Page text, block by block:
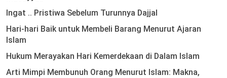
Ingat .. Pristiwa Sebelum Turunnya Dajjal
Hari-hari Baik untuk Membeli Barang Menurut Ajaran
Islam
Hukum Merayakan Hari Kemerdekaan di Dalam Islam
Arti Mimpi Membunuh Orang Menurut Islam: Makna,